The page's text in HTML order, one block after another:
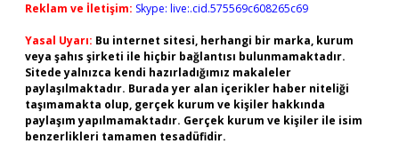
Reklam ve İletişim: Skype: live:.cid.575569c608265c69
Yasal Uyarı: Bu internet sitesi, herhangi bir marka, kurum
veya şahıs şirketi ile hiçbir bağlantısı bulunmamaktadır.
Sitede yalnızca kendi hazırladığımız makaleler
paylaşılmaktadır. Burada yer alan içerikler haber niteliği
taşımamakta olup, gerçek kurum ve kişiler hakkında
paylaşım yapılmamaktadır. Gerçek kurum ve kişiler ile isim
benzerlikleri tamamen tesadüfidir.